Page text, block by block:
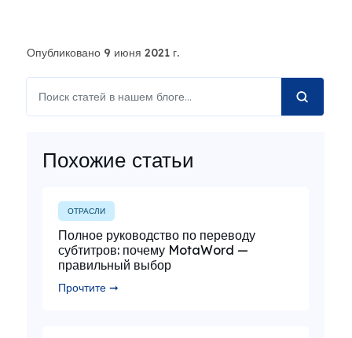
Опубликовано 9 июня 2021 г.
Похожие статьи
ОТРАСЛИ
Полное руководство по переводу
субтитров: почему MotaWord —
правильный выбор
Прочтите ➞